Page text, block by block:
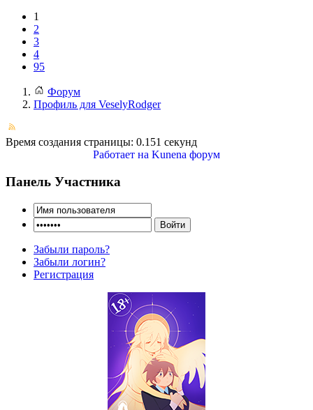
1
2
3
4
95
Форум
Профиль для VeselyRodger
Время создания страницы: 0.151 секунд
Работает на Kunena форум
Панель Участника
Забыли пароль?
Забыли логин?
Регистрация